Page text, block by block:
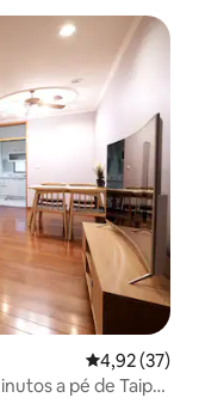
4,92 de uma
4,92 (37)
a pé de Taipei